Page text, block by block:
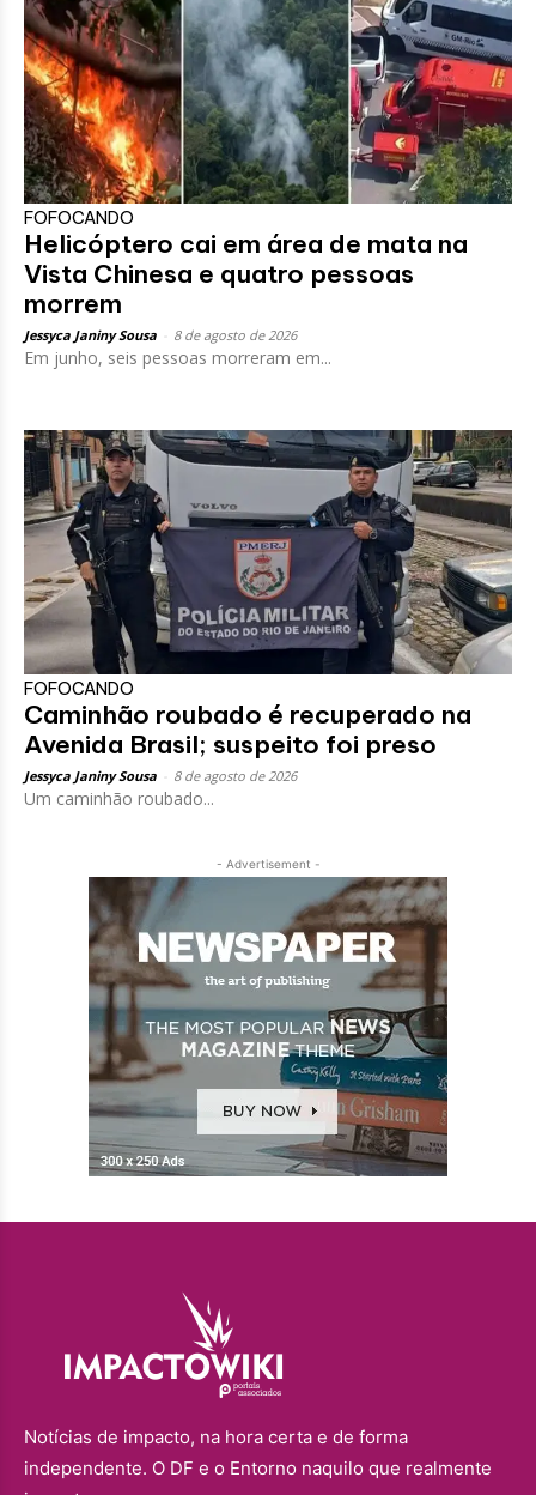
FOFOCANDO
Helicóptero cai em área de mata na
Vista Chinesa e quatro pessoas
morrem
Jessyca Janiny Sousa 8 de agosto de 2026
Em junho, seis pessoas morreram em...
FOFOCANDO
Caminhão roubado é recuperado na
Avenida Brasil; suspeito foi preso
Jessyca Janiny Sousa 8 de agosto de 2026
Um caminhão roubado...
- Advertisement -
Notícias de impacto, na hora certa e de forma
independente. O DF e o Entorno naquilo que realmente